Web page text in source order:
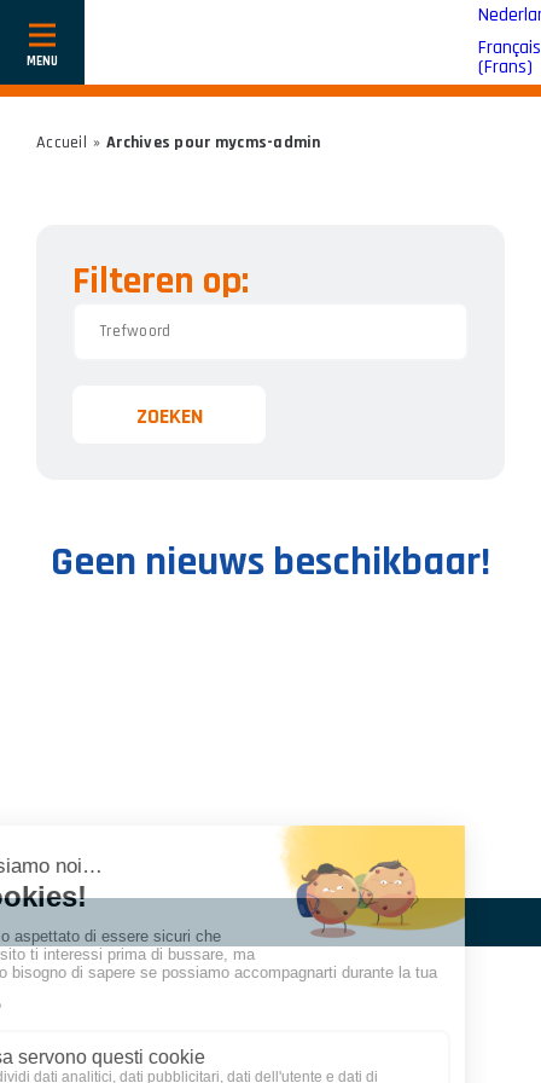
Toon
of
Français
(Frans)
Accueil » Archives pour mycms-admin
Filteren op:
ZOEKEN
Geen nieuws beschikbaar!